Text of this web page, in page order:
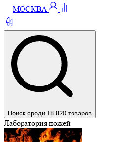
МОСКВА
Поиск среди 18 820 товаров
Лаборатория ножей